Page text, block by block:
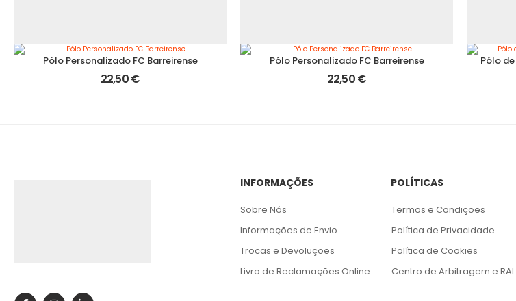
Pólo Personalizado FC Barreirense
22,50€
Pólo Personalizado FC Barreirense
22,50€
INFORMAÇÕES
Sobre Nós
Informações de Envio
Trocas e Devoluções
Livro de Reclamações Online
POLÍTICAS
Termos e Condições
Política de Privacidade
Política de Cookies
Centro de Arbitragem e RAL